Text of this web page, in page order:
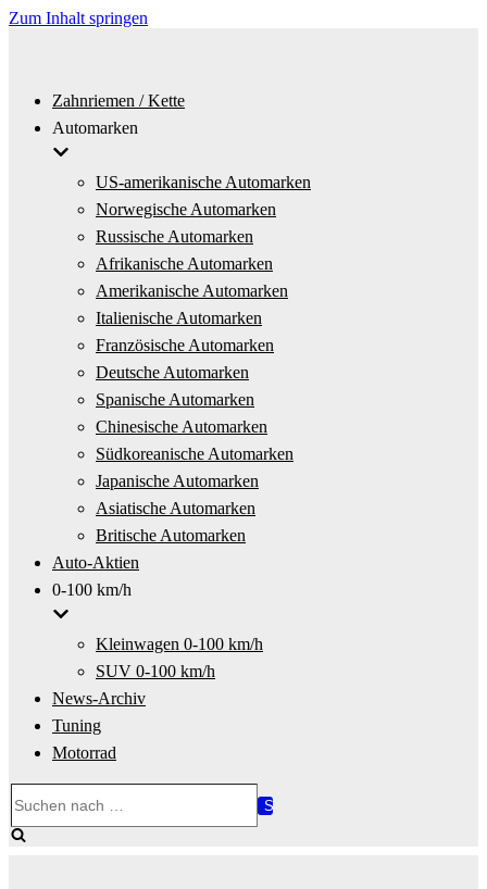
Zum Inhalt springen
Zahnriemen / Kette
Automarken
US-amerikanische Automarken
Norwegische Automarken
Russische Automarken
Afrikanische Automarken
Amerikanische Automarken
Italienische Automarken
Französische Automarken
Deutsche Automarken
Spanische Automarken
Chinesische Automarken
Südkoreanische Automarken
Japanische Automarken
Asiatische Automarken
Britische Automarken
Auto-Aktien
0-100 km/h
Kleinwagen 0-100 km/h
SUV 0-100 km/h
News-Archiv
Tuning
Motorrad
nach …